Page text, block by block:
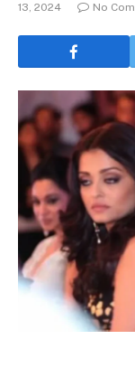
13, 2024
No